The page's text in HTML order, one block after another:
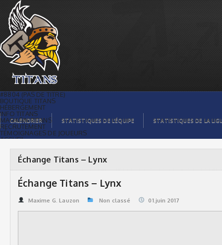
Échange Titans – Lynx | Titans de
témiscaming
#8804 (PAS DE TITRE)
BOUTIQUE TITANS
HÉBERGEMENT
INFO TITANS
MAGASIN TITANS
RECRUTEMENT
TÉMOIGNAGES DE JOUEURS
ACCUEIL
GALERIE PHOTOS
STATISTIQUES
ORGANISATION
JOUEURS
CALENDRIER
GALERIE VIDÉOS
COMMANDITAIRES
STATISTIQUES DE LA LIGUE
CALENDRIER STATISTIQUES DE L’ÉQUIPE STATISTIQUES DE LA
Échange Titans – Lynx
Échange Titans – Lynx
Maxime G. Lauzon Non classé 01.juin 2017